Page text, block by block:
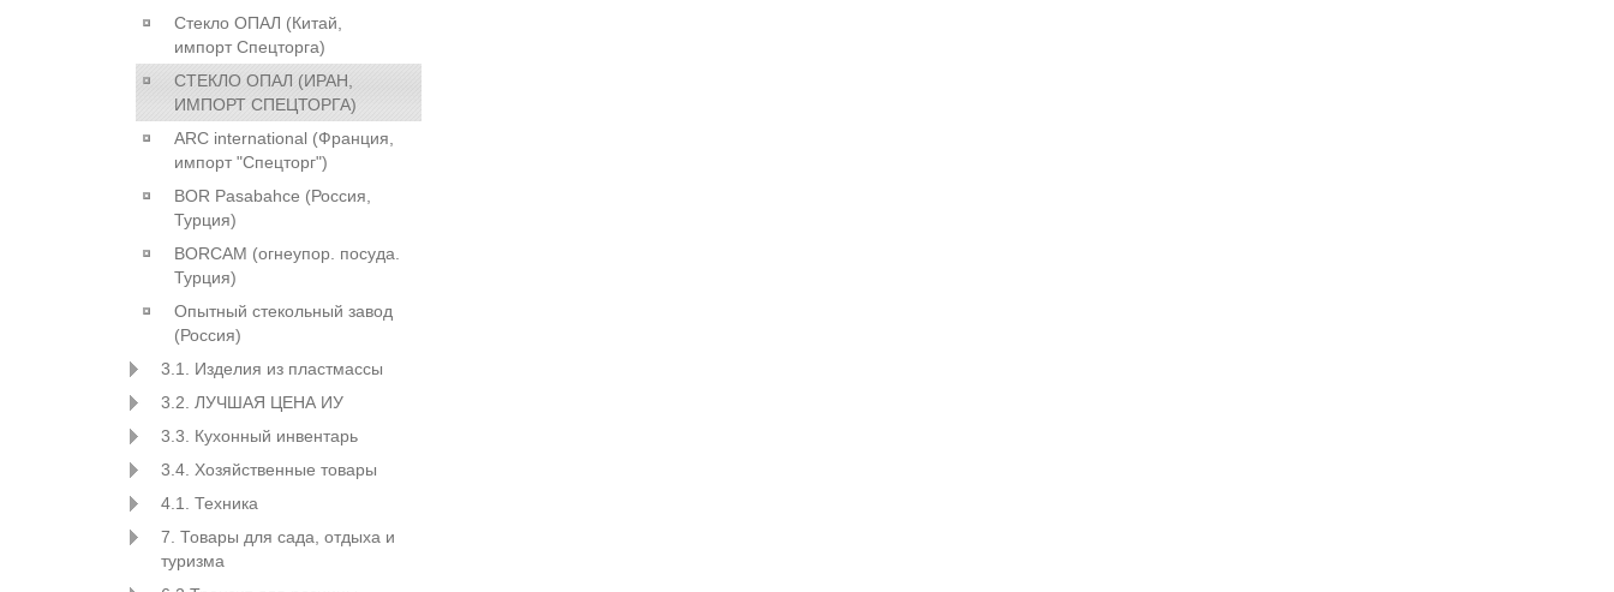
Стекло ОПАЛ (Китай,
импорт Спецторга)
СТЕКЛО ОПАЛ (ИРАН,
ИМПОРТ СПЕЦТОРГА)
ARC international (Франция,
импорт "Спецторг")
BOR Pasabahce (Росcия,
Турция)
BORCAM (огнеупор. посуда.
Турция)
Опытный стекольный завод
(Россия)
3.1. Изделия из пластмассы
3.2. ЛУЧШАЯ ЦЕНА ИУ
3.3. Кухонный инвентарь
3.4. Хозяйственные товары
4.1. Техника
7. Товары для сада, отдыха и
туризма